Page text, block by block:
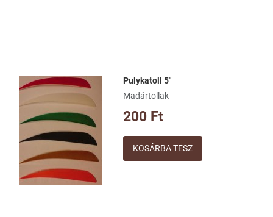
Kívánságlistához adom
Összehasonlításhoz adom
Gyorsnézet
Pulykatoll 5"
Madártollak
200 Ft
Mennyiség